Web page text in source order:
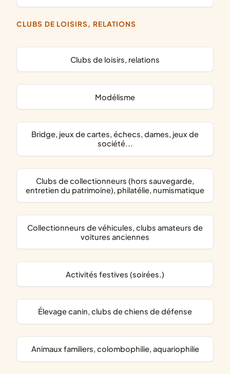
CLUBS DE LOISIRS, RELATIONS
clubs de loisirs, relations
modélisme
bridge, jeux de cartes, échecs, dames, jeux de
société...
clubs de collectionneurs (hors sauvegarde,
entretien du patrimoine), philatélie, numismatique
collectionneurs de véhicules, clubs amateurs de
voitures anciennes
activités festives (soirées.)
élevage canin, clubs de chiens de défense
animaux familiers, colombophilie, aquariophilie